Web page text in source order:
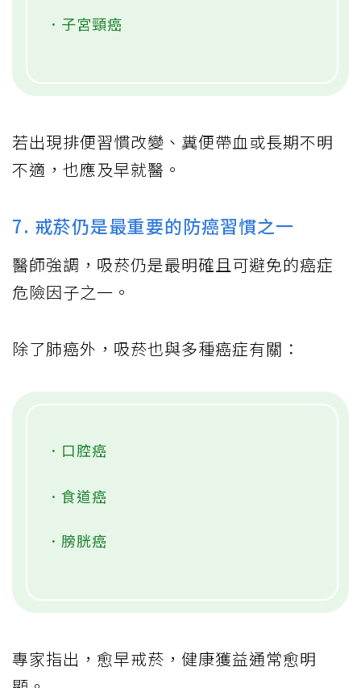
．子宮頸癌
若出現排便習慣改變、糞便帶血或長期不明
不適，也應及早就醫。
7. 戒菸仍是最重要的防癌習慣之一
醫師強調，吸菸仍是最明確且可避免的癌症
危險因子之一。
除了肺癌外，吸菸也與多種癌症有關：
．口腔癌
．食道癌
．膀胱癌
專家指出，愈早戒菸，健康獲益通常愈明